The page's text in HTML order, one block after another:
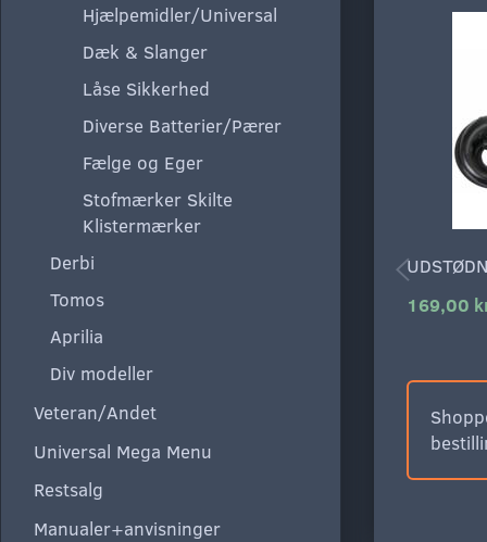
Hjælpemidler/Universal
Dæk & Slanger
Låse Sikkerhed
Diverse Batterier/Pærer
Fælge og Eger
Stofmærker Skilte
Klistermærker
Derbi
Tomos
Aprilia
Div modeller
Veteran/Andet
Universal Mega Menu
Restsalg
Manualer+anvisninger
169,00